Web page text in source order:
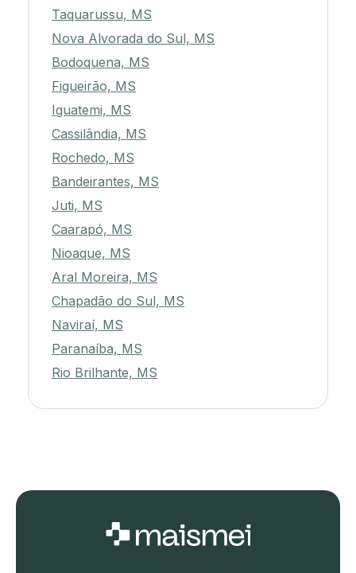
Taquarussu, MS
Nova Alvorada do Sul, MS
Bodoquena, MS
Figueirão, MS
Iguatemi, MS
Cassilândia, MS
Rochedo, MS
Bandeirantes, MS
Juti, MS
Caarapó, MS
Nioaque, MS
Aral Moreira, MS
Chapadão do Sul, MS
Naviraí, MS
Paranaíba, MS
Rio Brilhante, MS